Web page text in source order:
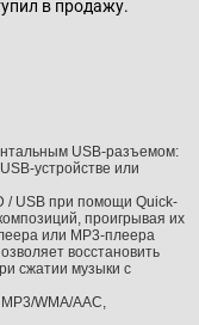
в продажу.
USB-разъемом:
устройстве или
/ USB при помощи Quick-
проигрывая их
или MP3-плеера
восстановить
сжатии музыки с
WMA/AAC,